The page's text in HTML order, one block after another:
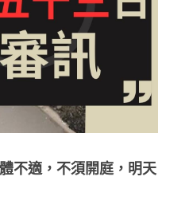
不適，不須開庭，明天